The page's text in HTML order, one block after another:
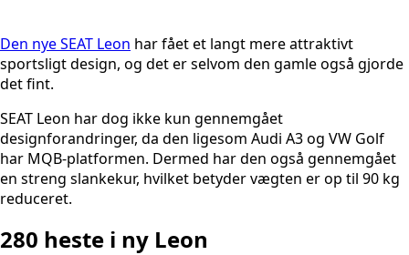
Den nye SEAT Leon har fået et langt mere attraktivt
sportsligt design, og det er selvom den gamle også gjorde
det fint.
SEAT Leon har dog ikke kun gennemgået
designforandringer, da den ligesom Audi A3 og VW Golf
har MQB-platformen. Dermed har den også gennemgået
en streng slankekur, hvilket betyder vægten er op til 90 kg
reduceret.
280 heste i ny Leon